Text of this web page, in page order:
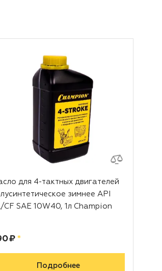
для 4-тактных двигателей
зимнее API
CF SAE 10W40, 1л Champion
₽ рублей
*
Подробнее